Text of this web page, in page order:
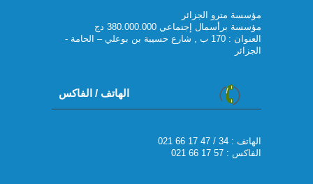
مؤسسة مترو الجزائر
مؤسسة برأسمال إجتماعي 380.000.000 دج
العنوان : 170 ب , شارع حسيبة بن بوعلي – الحامة -
الجزائر
الهاتف / الفاكس
021 66 17 47 / 34 : الهاتف
الفاكس : 57 17 66 021